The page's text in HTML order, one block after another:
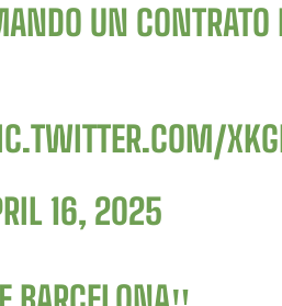
UN CONTRATO
16, 2025